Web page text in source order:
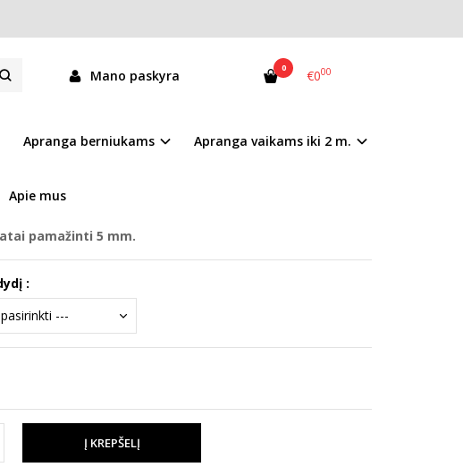
Mano paskyra 0 €000
Apranga berniukams Apranga vaikams iki 2 m.
Apie mus
14428-P092-42448L
pamažinti 5 mm.
: